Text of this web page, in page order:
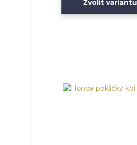
Zvolit variantu